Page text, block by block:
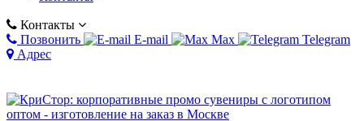
Контакты
Позвонить
E-mail Max
Telegram
Адрес